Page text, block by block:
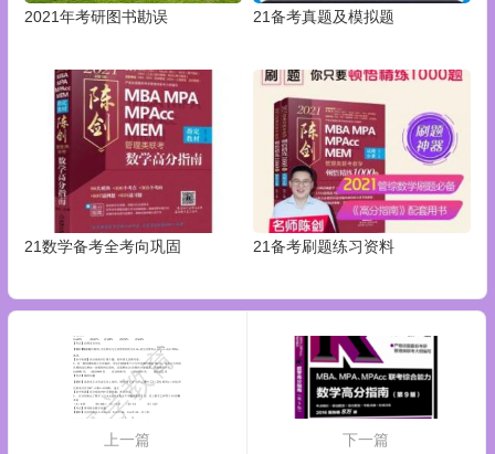
2021年考研图书勘误 21备考真题及模拟题
21数学备考全考向巩固 21备考刷题练习资料
上一篇
下一篇